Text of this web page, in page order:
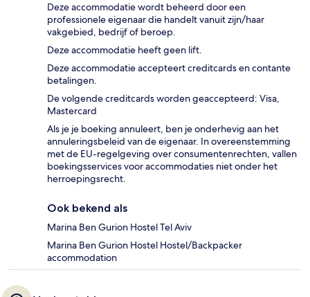
Deze accommodatie wordt beheerd door een
professionele eigenaar die handelt vanuit zijn/haar
vakgebied, bedrijf of beroep.
Deze accommodatie heeft geen lift.
Deze accommodatie accepteert creditcards en contante
betalingen.
De volgende creditcards worden geaccepteerd: Visa,
Mastercard
Als je je boeking annuleert, ben je onderhevig aan het
annuleringsbeleid van de eigenaar. In overeenstemming
met de EU-regelgeving over consumentenrechten, vallen
boekingsservices voor accommodaties niet onder het
herroepingsrecht.
Ook bekend als
Marina Ben Gurion Hostel Tel Aviv
Marina Ben Gurion Hostel Hostel/Backpacker
accommodation